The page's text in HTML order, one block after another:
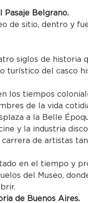
Pasaje Belgrano.
de sitio, dentro y
siglos de historia
del casco
los tiempos
de la vida
a la Belle
y la industria
de artistas
en el tiempo y
del Museo,
de Buenos Aires.